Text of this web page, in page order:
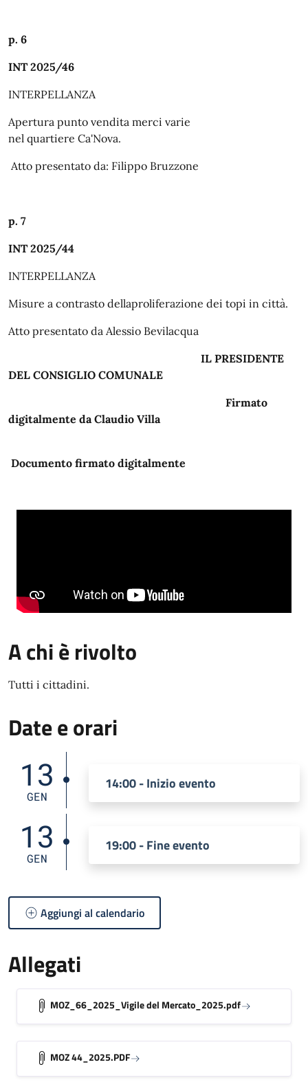
p. 6
INT 2025/46
INTERPELLANZA
Apertura punto vendita merci varie
nel quartiere Ca'Nova.
Atto presentato da: Filippo Bruzzone
p. 7
INT 2025/44
INTERPELLANZA
Misure a contrasto dellaproliferazione dei topi in città.
Atto presentato da Alessio Bevilacqua
IL PRESIDENTE
DEL CONSIGLIO COMUNALE
Firmato
digitalmente da Claudio Villa
Documento firmato digitalmente
A chi è rivolto
Tutti i cittadini.
Date e orari
13
GEN
14:00 - Inizio evento
13
GEN
19:00 - Fine evento
Aggiungi al calendario
Allegati
MOZ_66_2025_Vigile del Mercato_2025.pdf
MOZ 44_2025.PDF